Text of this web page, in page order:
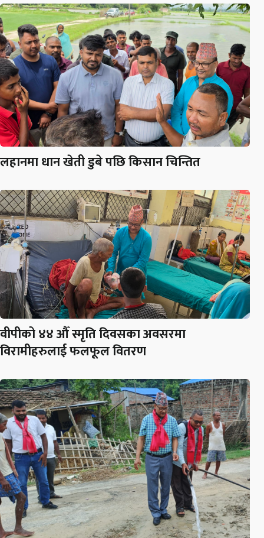
लहानमा धान खेती डुबे पछि किसान चिन्तित
वीपीको ४४ औँ स्मृति दिवसका अवसरमा
विरामीहरुलाई फलफूल वितरण